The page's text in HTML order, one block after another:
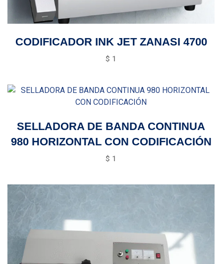
CODIFICADOR INK JET ZANASI 4700
$ 1
SELLADORA DE BANDA CONTINUA
980 HORIZONTAL CON CODIFICACIÓN
$ 1